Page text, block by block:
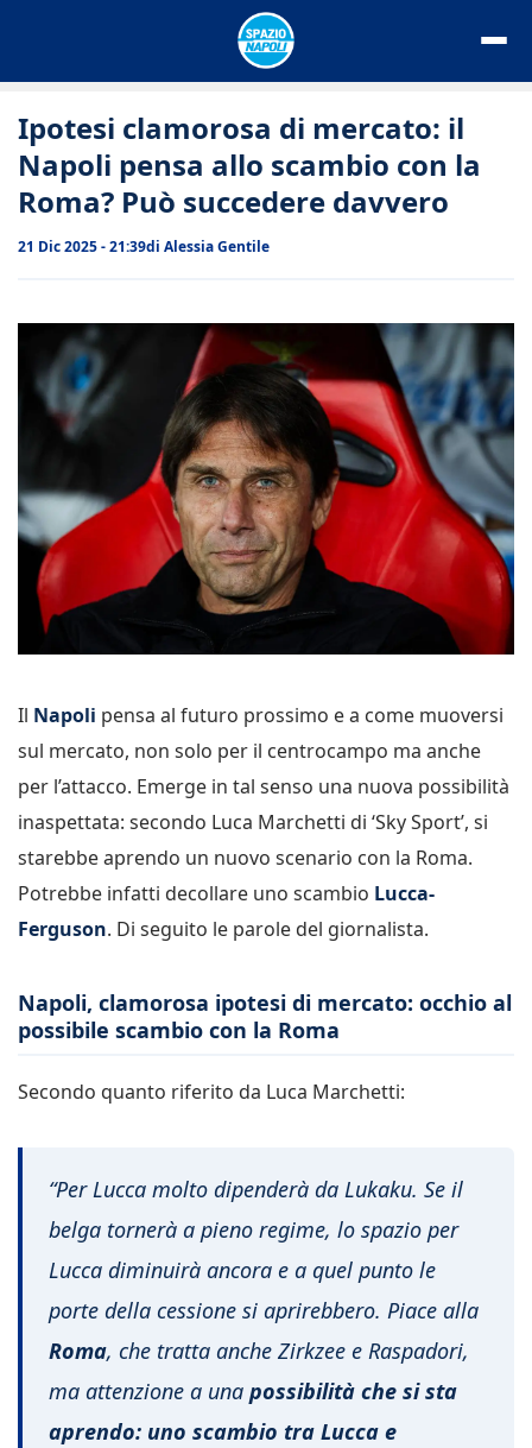
Ipotesi clamorosa di mercato: il
Napoli pensa allo scambio con la
Roma? Può succedere davvero
21 Dic 2025 - 21:39di Alessia Gentile
Il Napoli pensa al futuro prossimo e a come muoversi
sul mercato, non solo per il centrocampo ma anche
per l’attacco. Emerge in tal senso una nuova possibilità
inaspettata: secondo Luca Marchetti di ‘Sky Sport’, si
starebbe aprendo un nuovo scenario con la Roma.
Potrebbe infatti decollare uno scambio Lucca-
Ferguson. Di seguito le parole del giornalista.
Napoli, clamorosa ipotesi di mercato: occhio al
possibile scambio con la Roma
Secondo quanto riferito da Luca Marchetti:
“Per Lucca molto dipenderà da Lukaku. Se il
belga tornerà a pieno regime, lo spazio per
Lucca diminuirà ancora e a quel punto le
porte della cessione si aprirebbero. Piace alla
Roma, che tratta anche Zirkzee e Raspadori,
ma attenzione a una possibilità che si sta
aprendo: uno scambio tra Lucca e